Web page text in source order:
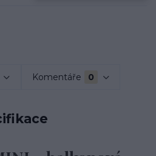
Komentáře 0